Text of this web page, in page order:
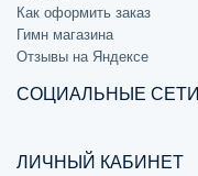
Как оформить заказ
Гимн магазина
Отзывы на Яндексе
СОЦИАЛЬНЫЕ СЕТИ
ЛИЧНЫЙ КАБИНЕТ